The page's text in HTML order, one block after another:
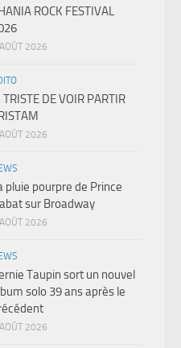
ROCK FESTIVAL
2026
TRISTE DE VOIR PARTIR
2026
pluie pourpre de Prince
sur Broadway
2026
Taupin sort un nouvel
solo 39 ans après le
2026